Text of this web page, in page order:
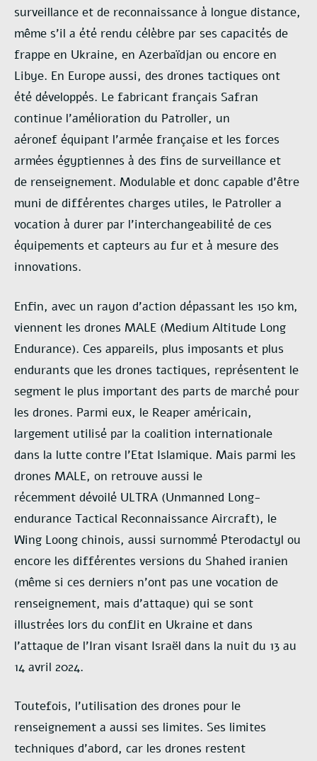
surveillance et de reconnaissance à longue distance,
même s’il a été rendu célèbre par ses capacités de
frappe en Ukraine, en Azerbaïdjan ou encore en
Libye. En Europe aussi, des drones tactiques ont
été développés. Le fabricant français Safran
continue l’amélioration du Patroller, un
aéronef équipant l’armée française et les forces
armées égyptiennes à des fins de surveillance et
de renseignement. Modulable et donc capable d’être
muni de différentes charges utiles, le Patroller a
vocation à durer par l’interchangeabilité de ces
équipements et capteurs au fur et à mesure des
innovations.
Enfin, avec un rayon d’action dépassant les 150 km,
viennent les drones MALE (Medium Altitude Long
Endurance). Ces appareils, plus imposants et plus
endurants que les drones tactiques, représentent le
segment le plus important des parts de marché pour
les drones. Parmi eux, le Reaper américain,
largement utilisé par la coalition internationale
dans la lutte contre l’Etat Islamique. Mais parmi les
drones MALE, on retrouve aussi le
récemment dévoilé ULTRA (Unmanned Long-
endurance Tactical Reconnaissance Aircraft), le
Wing Loong chinois, aussi surnommé Pterodactyl ou
encore les différentes versions du Shahed iranien
(même si ces derniers n’ont pas une vocation de
renseignement, mais d’attaque) qui se sont
illustrées lors du conflit en Ukraine et dans
l’attaque de l’Iran visant Israël dans la nuit du 13 au
14 avril 2024.
Toutefois, l’utilisation des drones pour le
renseignement a aussi ses limites. Ses limites
techniques d’abord, car les drones restent